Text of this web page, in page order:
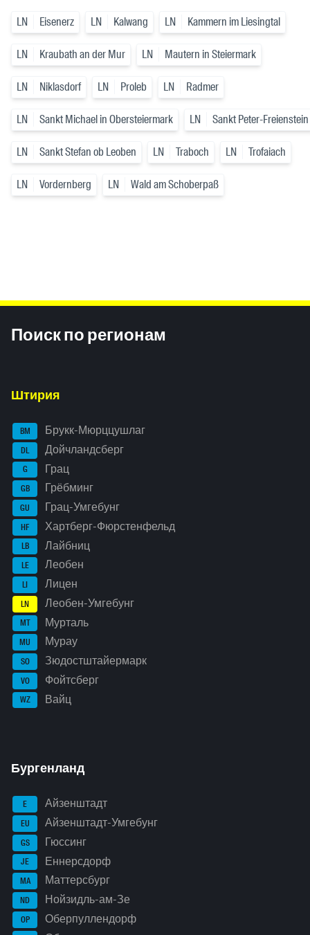
LN Eisenerz LN Kalwang LN Kammern im Liesingtal
LN Kraubath an der Mur LN Mautern in Steiermark
LN Niklasdorf LN Proleb LN Radmer
LN Sankt Michael in Obersteiermark LN Sankt Peter-Freienstein
LN Sankt Stefan ob Leoben LN Traboch LN Trofaiach
LN Vordernberg LN Wald am Schoberpaß
Поиск по регионам
Штирия
BM Брукк-Мюрццушлаг
DL Дойчландсберг
G Грац
GB Грёбминг
GU Грац-Умгебунг
HF Хартберг-Фюрстенфельд
LB Лайбниц
LE Леобен
LI Лицен
LN Леобен-Умгебунг
MT Мурталь
MU Мурау
SO Зюдостштайермарк
VO Фойтсберг
WZ Вайц
Бургенланд
E Айзенштадт
EU Айзенштадт-Умгебунг
GS Гюссинг
JE Еннерсдорф
MA Маттерсбург
ND Нойзидль-ам-Зе
OP Оберпуллендорф